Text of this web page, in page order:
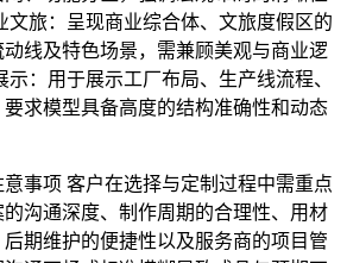
文旅：呈现商业综合体、文旅度假区的
线及特色场景，需兼顾美观与商业逻
示：用于展示工厂布局、生产线流程、
求模型具备高度的结构准确性和动态
事项 客户在选择与定制过程中需重点
沟通深度、制作周期的合理性、用材
期维护的便捷性以及服务商的项目管